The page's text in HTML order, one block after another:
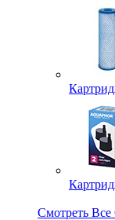
Смотреть